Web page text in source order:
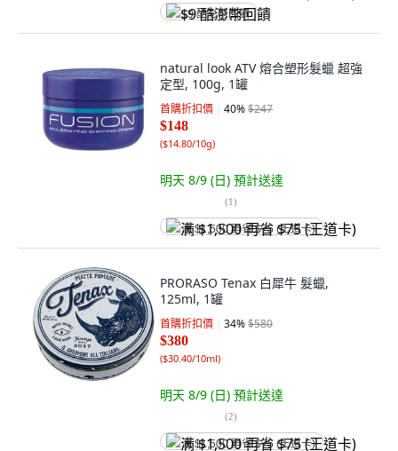
$9 酷澎幣回饋
natural look ATV 熔合塑形髮蠟 超強
定型, 100g, 1罐
首購折扣價 40%$247
$148
($14.80/10g)
明天 8/9 (日) 預計送達
(1)
满 $1,500 再省 $75 (王道卡)
PRORASO Tenax 白犀牛 髮蠟,
125ml, 1罐
首購折扣價 34%$580
$380
($30.40/10ml)
明天 8/9 (日) 預計送達
(2)
满 $1,500 再省 $75 (王道卡)